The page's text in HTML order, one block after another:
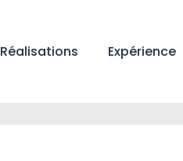
Réalisations Expérience